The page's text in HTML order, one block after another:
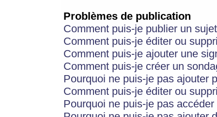
Problèmes de publication
Comment puis-je publier un
Comment puis-je éditer ou
Comment puis-je ajouter une
Comment puis-je créer un
Pourquoi ne puis-je pas ajouter
Comment puis-je éditer ou
Pourquoi ne puis-je pas